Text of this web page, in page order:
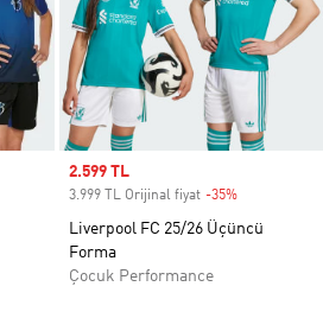
Sale price
2.599 TL
3.999 TL Orijinal fiyat -35%
Liverpool FC 25/26 Üçüncü
Forma
Çocuk Performance